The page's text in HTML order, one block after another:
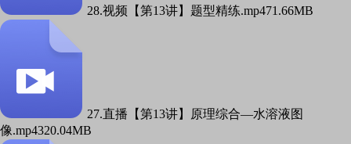
28.视频【第13讲】题型精练.mp471.66MB
27.直播【第13讲】原理综合—水溶液图
像.mp4320.04MB